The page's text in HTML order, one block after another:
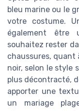
bleu marine ou le
votre costume.
également être
souhaitez rester
chaussures, quant
noir, selon le style
plus décontracté,
apporter une
un mariage